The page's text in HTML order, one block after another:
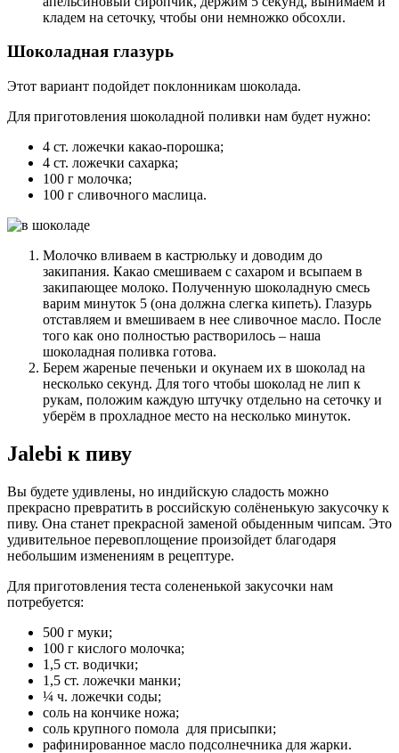
кладем на сеточку, чтобы они немножко обсохли.
Шоколадная глазурь
Этот вариант подойдет поклонникам шоколада.
Для приготовления шоколадной поливки нам будет нужно:
4 ст. ложечки какао-порошка;
4 ст. ложечки сахарка;
100 г молочка;
100 г сливочного маслица.
Молочко вливаем в кастрюльку и доводим до
закипания. Какао смешиваем с сахаром и всыпаем в
закипающее молоко. Полученную шоколадную смесь
варим минуток 5 (она должна слегка кипеть). Глазурь
отставляем и вмешиваем в нее сливочное масло. После
того как оно полностью растворилось – наша
шоколадная поливка готова.
Берем жареные печеньки и окунаем их в шоколад на
несколько секунд. Для того чтобы шоколад не лип к
рукам, положим каждую штучку отдельно на сеточку и
уберём в прохладное место на несколько минуток.
Jalebi к пиву
Вы будете удивлены, но индийскую сладость можно
прекрасно превратить в российскую солёненькую закусочку к
пиву. Она станет прекрасной заменой обыденным чипсам. Это
удивительное перевоплощение произойдет благодаря
небольшим изменениям в рецептуре.
Для приготовления теста солененькой закусочки нам
потребуется:
500 г муки;
100 г кислого молочка;
1,5 ст. водички;
1,5 ст. ложечки манки;
¼ ч. ложечки соды;
соль на кончике ножа;
соль крупного помола для присыпки;
рафинированное масло подсолнечника для жарки.